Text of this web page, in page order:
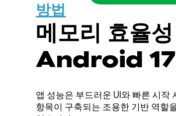
방법
메모리 효율
Android 17
앱 성능은 부드러운 UI와 빠른 시작
항목이 구축되는 조용한 기반 역할